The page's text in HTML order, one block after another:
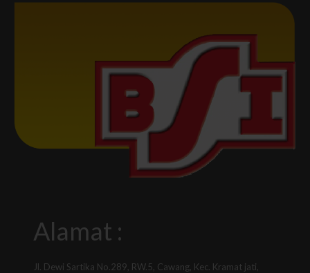
Alamat :
Jl. Dewi Sartika No.289, RW.5, Cawang, Kec. Kramat jati,